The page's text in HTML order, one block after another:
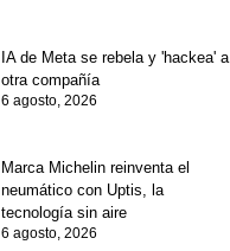
IA de Meta se rebela y 'hackea' a
otra compañía
6 agosto, 2026
Marca Michelin reinventa el
neumático con Uptis, la
tecnología sin aire
6 agosto, 2026